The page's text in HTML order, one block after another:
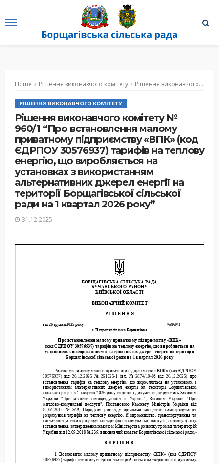
Home Рішення виконавчого комітету Рішення виконавчого комітету № 960/1 “Про встановлення малому приватному підприємству «ВПК» (код ЄДРПОУ 30576937) тарифів на теплову енергію, що виробляється на установках з використанням альтернативних джерел енергії на території Борщагівської сільської ради на 1 квартал 2026 року”
РІШЕННЯ ВИКОНАВЧОГО КОМІТЕТУ
Рішення виконавчого комітету №
960/1 “Про встановлення малому
приватному підприємству «ВПК» (код
ЄДРПОУ 30576937) тарифів на теплову
енергію, що виробляється на
установках з використанням
альтернативних джерел енергії на
території Борщагівської сільської
ради на 1 квартал 2026 року”
31.12.2025